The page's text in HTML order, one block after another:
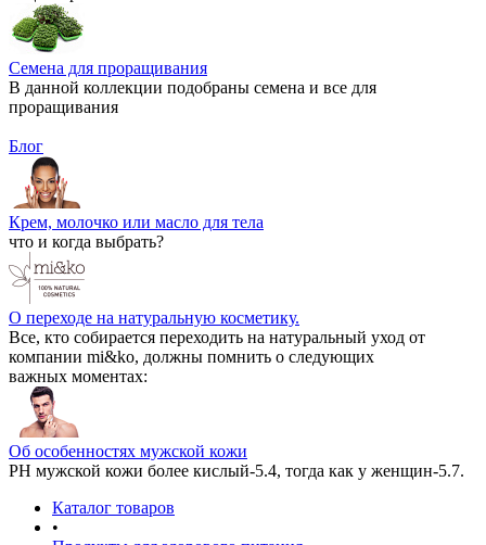
Семена для проращивания
В данной коллекции подобраны семена и все для
проращивания
Блог
Крем, молочко или масло для тела
что и когда выбрать?
О переходе на натуральную косметику.
Все, кто собирается переходить на натуральный уход от
компании mi&ko, должны помнить о следующих
важных моментах:
Об особенностях мужской кожи
РН мужской кожи более кислый-5.4, тогда как у женщин-5.7.
Каталог товаров
•